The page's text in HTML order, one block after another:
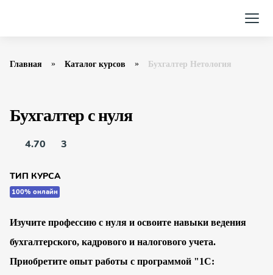
Главная Каталог курсов Бухгалтер Нетология
Бухгалтер с нуля
4.70 3
ТИП КУРСА
100% онлайн
Изучите профессию с нуля и освоите навыки ведения
бухгалтерского, кадрового и налогового учета.
Приобретите опыт работы с программой "1С: